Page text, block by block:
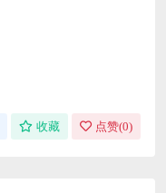
收藏 点赞(0)